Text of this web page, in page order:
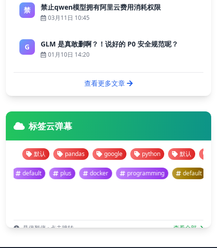
禁 禁止qwen模型拥有阿里云费用消耗权限
03月11日 10:45
G GLM 是真敢删啊？！说好的 P0 安全规范呢？
01月10日 14:20
查看更多文章
标签云弹幕
默认 pandas google python 默认
default plus docker programming default
悬停暂停 · 点击跳转 查看全部